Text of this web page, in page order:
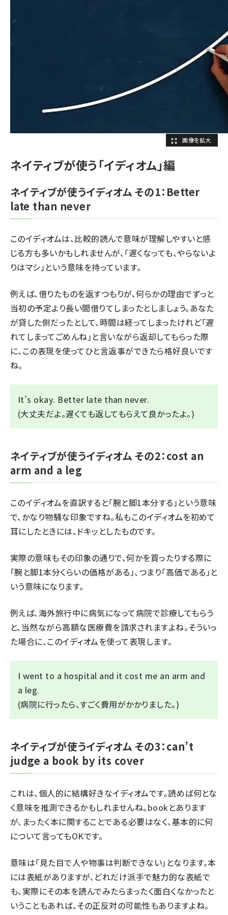
ネイティブが使う「イディオム」編
ネイティブが使うイディオム その1：Better
late than never
このイディオムは、比較的読んで意味が理解しやすいと感
じる方も多いかもしれませんが、「遅くなっても、やらないよ
りはマシ」という意味を持っています。
例えば、借りたものを返すつもりが、何らかの理由でずっと
当初の予定より長い間借りてしまったとしましょう。あなた
が貸した側だったとして、時間は経ってしまったけれど「遅
れてしまってごめんね」と言いながら返却してもらった際
に、この表現を使ってひと言返事ができたら格好良いです
ね。
It’s okay. Better late than never.
(大丈夫だよ。遅くても返してもらえて良かったよ。)
ネイティブが使うイディオム その2：cost an
arm and a leg
このイディオムを直訳すると「腕と脚1本分する」という意味
で、かなり物騒な印象ですね。私もこのイディオムを初めて
耳にしたときには、ドキッとしたものです。
実際の意味もその印象の通りで、何かを買ったりする際に
「腕と脚1本分くらいの価格がある」、つまり「高価である」と
いう意味になります。
例えば、海外旅行中に病気になって病院で診療してもらう
と、当然ながら高額な医療費を請求されますよね。そういっ
た場合に、このイディオムを使って表現します。
I went to a hospital and it cost me an arm and
a leg.
(病院に行ったら、すごく費用がかかりました。)
ネイティブが使うイディオム その3：can’t
judge a book by its cover
これは、個人的に結構好きなイディオムです。読めば何とな
く意味を推測できるかもしれませんね。bookとあります
が、まったく本に関することである必要はなく、基本的に何
について言ってもOKです。
意味は「見た目で人や物事は判断できない」となります。本
には表紙がありますが、どれだけ派手で魅力的な表紙で
も、実際にその本を読んでみたらまったく面白くなかったと
いうこともあれば、その正反対の可能性もありますよね。